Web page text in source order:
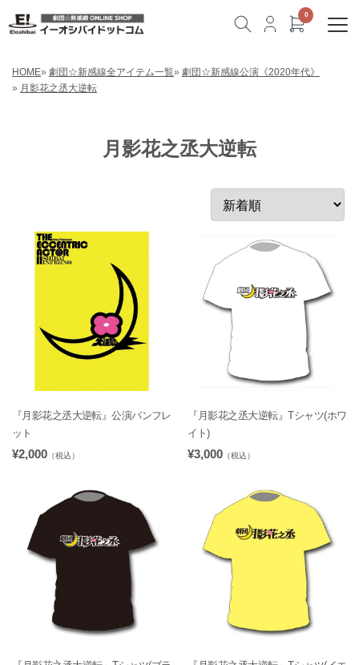
HOME» 劇団☆新感線全アイテム一覧» 劇団☆新感線公演《2020年代》
» 月影花之丞大逆転
月影花之丞大逆転
『月影花之丞大逆転』公演パンフレ
ット
¥2,000 （税込）
『月影花之丞大逆転』Tシャツ(ホワ
イト)
¥3,000 （税込）